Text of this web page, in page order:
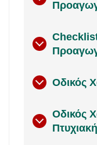
Οδικός
Οδικός